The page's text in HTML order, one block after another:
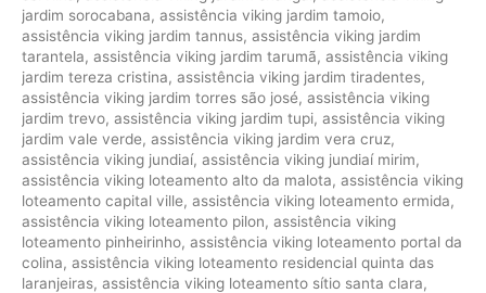
jardim sorocabana, assistência viking jardim tamoio,
assistência viking jardim tannus, assistência viking jardim
tarantela, assistência viking jardim tarumã, assistência viking
jardim tereza cristina, assistência viking jardim tiradentes,
assistência viking jardim torres são josé, assistência viking
jardim trevo, assistência viking jardim tupi, assistência viking
jardim vale verde, assistência viking jardim vera cruz,
assistência viking jundiaí, assistência viking jundiaí mirim,
assistência viking loteamento alto da malota, assistência viking
loteamento capital ville, assistência viking loteamento ermida,
assistência viking loteamento pilon, assistência viking
loteamento pinheirinho, assistência viking loteamento portal da
colina, assistência viking loteamento residencial quinta das
laranjeiras, assistência viking loteamento sítio santa clara,